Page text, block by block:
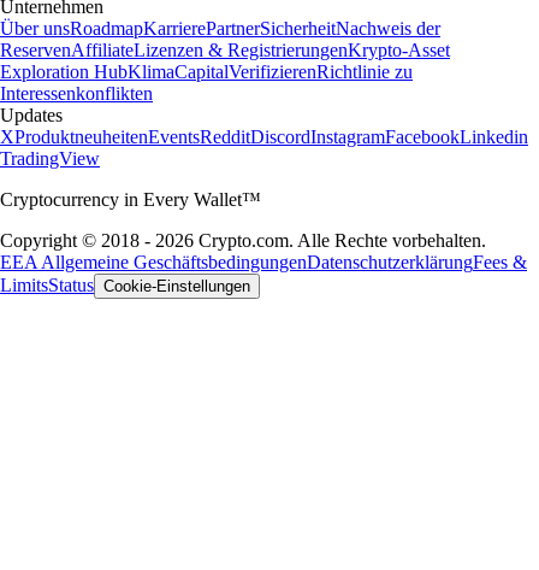
Unternehmen
Über unsRoadmapKarrierePartnerSicherheitNachweis der
ReservenAffiliateLizenzen & RegistrierungenKrypto-Asset
Exploration HubKlimaCapitalVerifizierenRichtlinie zu
Interessenkonflikten
Updates
XProduktneuheitenEventsRedditDiscordInstagramFacebookLinkedin
TradingView
Cryptocurrency in Every Wallet™
Copyright © 2018 - 2026 Crypto.com. Alle Rechte vorbehalten.
EEA Allgemeine GeschäftsbedingungenDatenschutzerklärungFees &
LimitsStatus Cookie-Einstellungen